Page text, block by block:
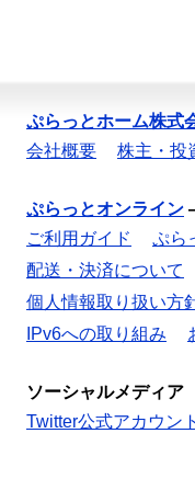
ぷらっとホーム株式
会社概要
株主・投
ぷらっとオンライン
ご利用ガイド
ぷら
配送・決済について
個人情報取り扱い方
IPv6への取り組み
ソーシャルメディア
Twitter公式アカウント